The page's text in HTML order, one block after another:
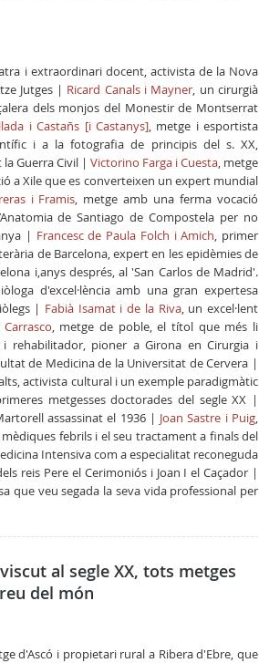
i extraordinari docent, activista de la Nova
Jutges | Ricard Canals i Mayner, un cirurgià
dels monjos del Monestir de Montserrat
i Castañs [i Castanys], metge i esportista
i a la fotografia de principis del s. XX,
Guerra Civil | Victorino Farga i Cuesta, metge
a Xile que es converteixen un expert mundial
i Framis, metge amb una ferma vocació
de Santiago de Compostela per no
| Francesc de Paula Folch i Amich, primer
de Barcelona, expert en les epidèmies de
i,anys després, al 'San Carlos de Madrid'.
d'excel·lència amb una gran expertesa
| Fabià Isamat i de la Riva, un excel·lent
, metge de poble, el títol que més li
rehabilitador, pioner a Girona en Cirurgia i
de Medicina de la Universitat de Cervera |
activista cultural i un exemple paradigmàtic
metgesses doctorades del segle XX |
assassinat el 1936 | Joan Sastre i Puig,
febrils i el seu tractament a finals del
Intensiva com a especialitat reconeguda
reis Pere el Cerimoniós i Joan I el Caçador |
que veu segada la seva vida professional per
al segle XX, tots metges
del món
d'Ascó i propietari rural a Ribera d'Ebre, que